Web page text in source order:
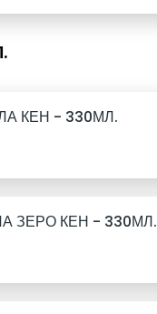
КЕН - 330МЛ.
ЗЕРО КЕН - 330МЛ.